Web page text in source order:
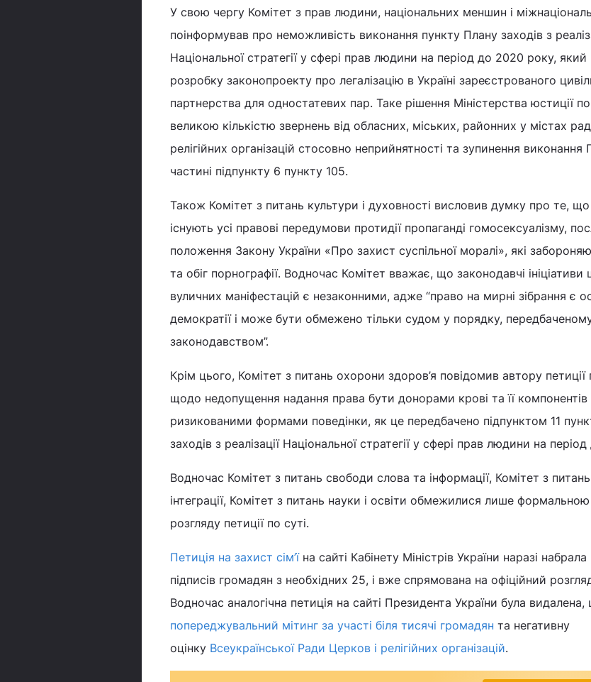
У свою чергу Комітет з прав людини, національних меншин і
поінформував про неможливість виконання пункту Плану заходів з
Національної стратегії у сфері прав людини на період до 2020 року,
розробку законопроекту про легалізацію в Україні зареєстрованого
партнерства для одностатевих пар. Таке рішення Міністерства юстиції
великою кількістю звернень від обласних, міських, районних у містах
релігійних організацій стосовно неприйнятності та зупинення виконання
частині підпункту 6 пункту 105.
Також Комітет з питань культури і духовності висловив думку про те, що
існують усі правові передумови протидії пропаганді гомосексуалізму,
положення Закону України «Про захист суспільної моралі», які
та обіг порнографії. Водночас Комітет вважає, що законодавчі
вуличних маніфестацій є незаконними, адже “право на мирні зібрання є
демократії і може бути обмежено тільки судом у порядку,
законодавством”.
Крім цього, Комітет з питань охорони здоров’я повідомив автору петиції
щодо недопущення надання права бути донорами крові та її
ризикованими формами поведінки, як це передбачено підпунктом 11
заходів з реалізації Національної стратегії у сфері прав людини на
Водночас Комітет з питань свободи слова та інформації, Комітет з
інтеграції, Комітет з питань науки і освіти обмежилися лише
розгляду петиції по суті.
Петиція на захист сім’їна сайті Кабінету Міністрів України наразі
підписів громадян з необхідних 25, і вже спрямована на офіційний
Водночас аналогічна петиція на сайті Президента України була
попереджувальний мітинг за участі біля тисячі громадян та негативну
оцінку Всеукраїнської Ради Церков і релігійних організацій.